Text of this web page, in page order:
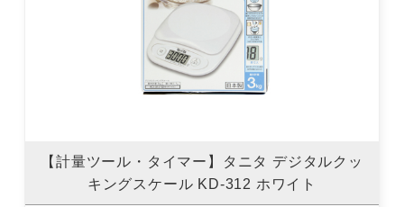
【計量ツール・タイマー】タニタ デジタルクッ
キングスケール KD-312 ホワイト